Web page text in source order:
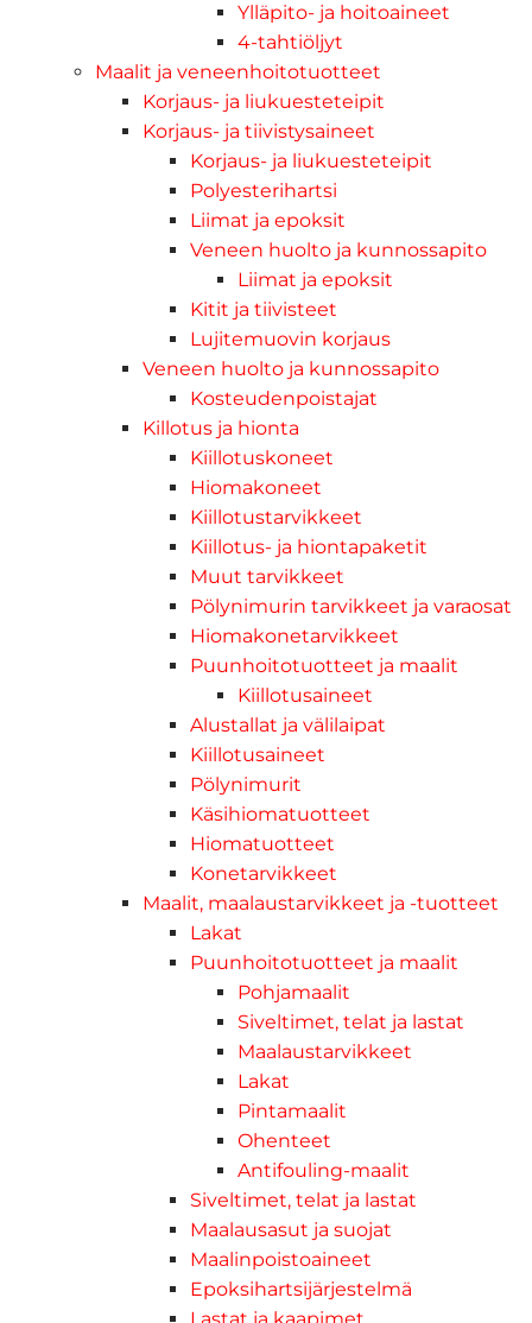
Ylläpito- ja hoitoaineet
4-tahtiöljyt
Maalit ja veneenhoitotuotteet
Korjaus- ja liukuesteteipit
Korjaus- ja tiivistysaineet
Korjaus- ja liukuesteteipit
Polyesterihartsi
Liimat ja epoksit
Veneen huolto ja kunnossapito
Liimat ja epoksit
Kitit ja tiivisteet
Lujitemuovin korjaus
Veneen huolto ja kunnossapito
Kosteudenpoistajat
Killotus ja hionta
Kiillotuskoneet
Hiomakoneet
Kiillotustarvikkeet
Kiillotus- ja hiontapaketit
Muut tarvikkeet
Pölynimurin tarvikkeet ja varaosat
Hiomakonetarvikkeet
Puunhoitotuotteet ja maalit
Kiillotusaineet
Alustallat ja välilaipat
Kiillotusaineet
Pölynimurit
Käsihiomatuotteet
Hiomatuotteet
Konetarvikkeet
Maalit, maalaustarvikkeet ja -tuotteet
Lakat
Puunhoitotuotteet ja maalit
Pohjamaalit
Siveltimet, telat ja lastat
Maalaustarvikkeet
Lakat
Pintamaalit
Ohenteet
Antifouling-maalit
Siveltimet, telat ja lastat
Maalausasut ja suojat
Maalinpoistoaineet
Epoksihartsijärjestelmä